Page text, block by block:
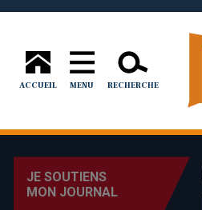
ACCUEIL MENU RECHERCHE
JE SOUTIENS
MON JOURNAL